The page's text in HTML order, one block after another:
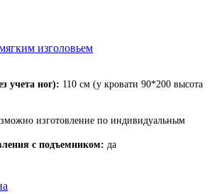
изголовьем
учета ног): 110 см (у кровати 90*200 высота
изготовление по индивидуальным
с подъемником: да